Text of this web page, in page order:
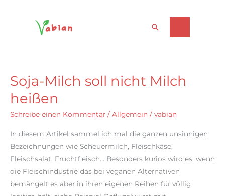
Suchen
Soja-Milch soll nicht Milch
heißen
Schreibe einen Kommentar / Allgemein / vabian
In diesem Artikel sammel ich mal die ganzen unsinnigen
Bezeichnungen wie Scheuermilch, Fleischkäse,
Fleischsalat, Fruchtfleisch… Besonders kurios wird es, wenn
die Fleischindustrie das bei veganen Alternativen
bemängelt es aber in ihren eigenen Reihen für völlig